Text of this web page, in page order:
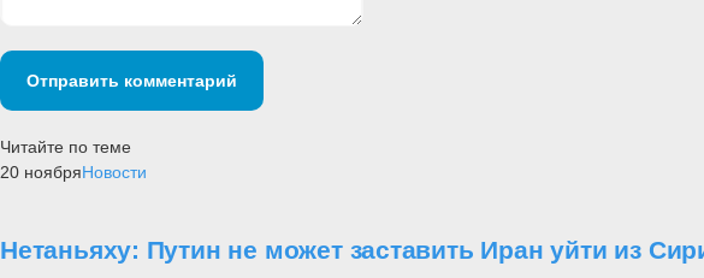
Отправить комментарий
Читайте по теме
20 ноябряНовости
Нетаньяху: Путин не может заставить Иран уйти из